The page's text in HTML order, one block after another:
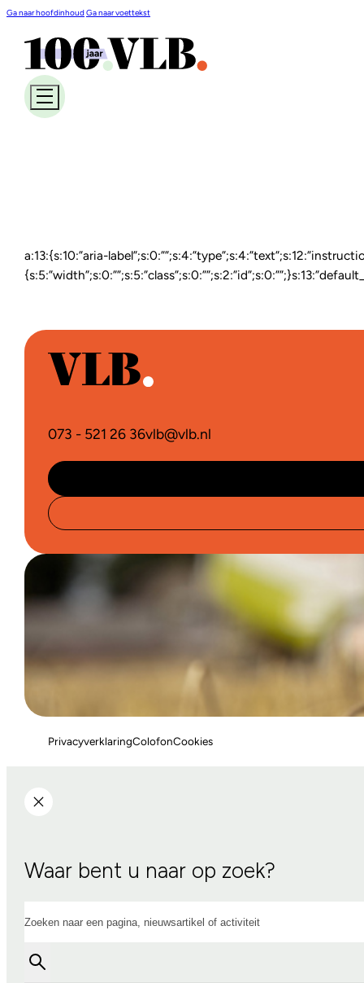
Ga naar hoofdinhoudGa naar voettekst
a:13:{s:10:”aria-
073 - 521 26 36vlb@vlb.nl
PrivacyverklaringColofonCookies
Waar bent u naar op zoek?